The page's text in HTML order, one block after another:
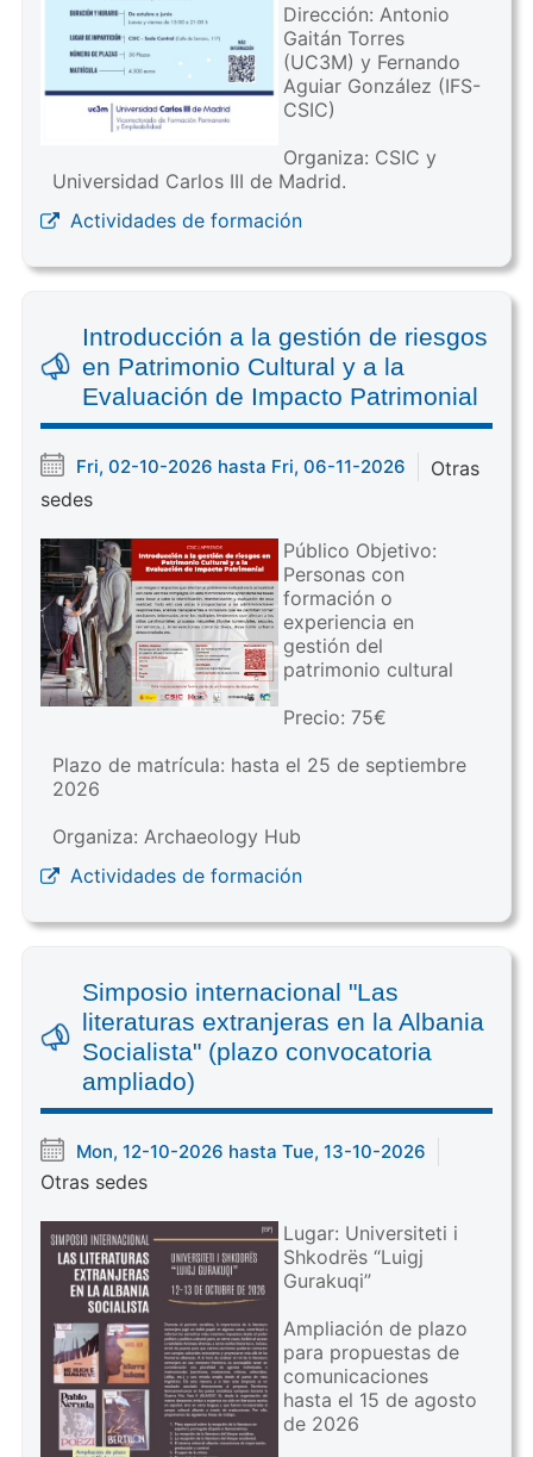
Dirección: Antonio
Gaitán Torres
(UC3M) y Fernando
Aguiar González (IFS-
CSIC)
Organiza: CSIC y
Universidad Carlos III de Madrid.
Actividades de formación
Introducción a la gestión de riesgos
en Patrimonio Cultural y a la
Evaluación de Impacto Patrimonial
Fri, 02-10-2026 hasta Fri, 06-11-2026
Otras
sedes
Público Objetivo:
Personas con
formación o
experiencia en
gestión del
patrimonio cultural
Precio: 75€
Plazo de matrícula: hasta el 25 de septiembre
2026
Organiza: Archaeology Hub
Actividades de formación
Simposio internacional "Las
literaturas extranjeras en la Albania
Socialista" (plazo convocatoria
ampliado)
Mon, 12-10-2026 hasta Tue, 13-10-2026
Otras sedes
Lugar: Universiteti i
Shkodrës “Luigj
Gurakuqi”
Ampliación de plazo
para propuestas de
comunicaciones
hasta el 15 de agosto
de 2026